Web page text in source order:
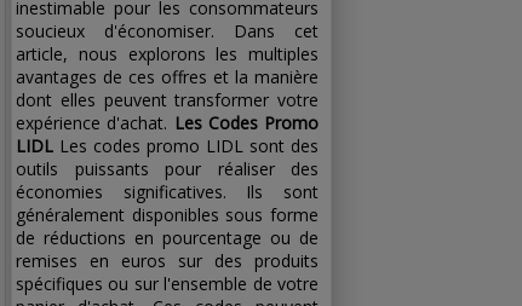
inestimable pour les consommateurs
soucieux d'économiser. Dans cet
article, nous explorons les multiples
avantages de ces offres et la manière
dont elles peuvent transformer votre
expérience d'achat. Les Codes Promo
LIDL Les codes promo LIDL sont des
outils puissants pour réaliser des
économies significatives. Ils sont
généralement disponibles sous forme
de réductions en pourcentage ou de
remises en euros sur des produits
spécifiques ou sur l'ensemble de votre